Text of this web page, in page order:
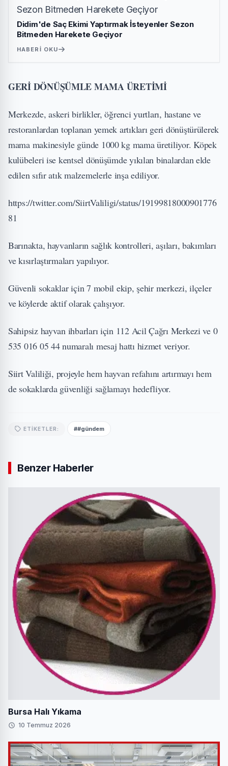
Didim'de Saç Ekimi Yaptırmak İsteyenler Sezon
Bitmeden Harekete Geçiyor
HABERI OKU
GERİ DÖNÜŞÜMLE MAMA ÜRETİMİ
Merkezde, askeri birlikler, öğrenci yurtları, hastane ve
restoranlardan toplanan yemek artıkları geri dönüştürülerek
mama makinesiyle günde 1000 kg mama üretiliyor. Köpek
kulübeleri ise kentsel dönüşümde yıkılan binalardan elde
edilen sıfır atık malzemelerle inşa ediliyor.
https://twitter.com/SiirtValiligi/status/19199818000901776
81
Barınakta, hayvanların sağlık kontrolleri, aşıları, bakımları
ve kısırlaştırmaları yapılıyor.
Güvenli sokaklar için 7 mobil ekip, şehir merkezi, ilçeler
ve köylerde aktif olarak çalışıyor.
Sahipsiz hayvan ihbarları için 112 Acil Çağrı Merkezi ve 0
535 016 05 44 numaralı mesaj hattı hizmet veriyor.
Siirt Valiliği, projeyle hem hayvan refahını artırmayı hem
de sokaklarda güvenliği sağlamayı hedefliyor.
ETIKETLER: ##gündem
Benzer Haberler
Bursa Halı Yıkama
10 Temmuz 2026